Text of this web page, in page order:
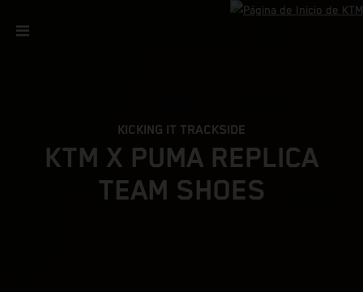
KICKING IT TRACKSIDE
KTM X PUMA REPLICA
TEAM SHOES